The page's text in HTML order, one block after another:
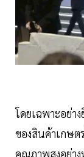
โดยเฉพาะอย่า
ของสินค้าเกษต
คุณภาพสูงอย่าง